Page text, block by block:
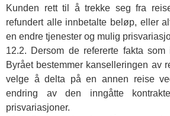
Kunden rett til å trekke seg fra
refundert alle innbetalte beløp, eller
en endre tjenester og mulig
12.2. Dersom de refererte fakta
Byrået bestemmer kanselleringen av
velge å delta på en annen reise
endring av den inngåtte
prisvariasjoner.